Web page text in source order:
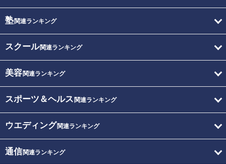
塾関連ランキング
スクール関連ランキング
美容関連ランキング
スポーツ＆ヘルス 関連ランキング
ウエディング関連ランキング
通信関連ランキング